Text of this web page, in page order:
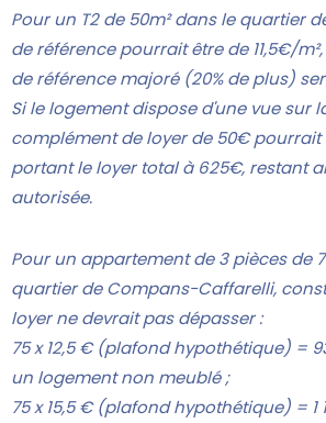
Pour un T2 de 50m² dans le quartier
de référence pourrait être de 11,5€/
de référence majoré (20% de plus)
Si le logement dispose d'une vue sur
complément de loyer de 50€ pourrait
portant le loyer total à 625€, restant
autorisée.
Pour un appartement de 3 pièces de
quartier de Compans-Caffarelli,
loyer ne devrait pas dépasser :
75 x 12,5 € (plafond hypothétique) =
un logement non meublé ;
75 x 15,5 € (plafond hypothétique) =